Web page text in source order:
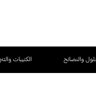
والنصائح الكتيبات